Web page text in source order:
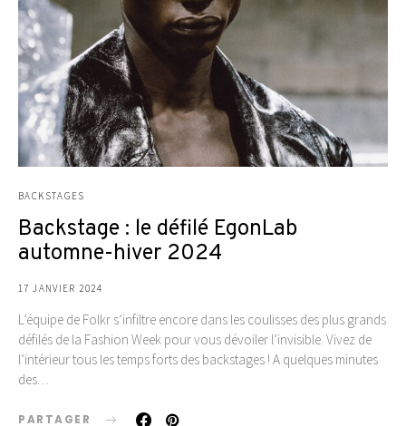
BACKSTAGES
Backstage : le défilé EgonLab
automne-hiver 2024
17 JANVIER 2024
L’équipe de Folkr s’infiltre encore dans les coulisses des plus grands
défilés de la Fashion Week pour vous dévoiler l’invisible. Vivez de
l’intérieur tous les temps forts des backstages ! A quelques minutes
des…
PARTAGER